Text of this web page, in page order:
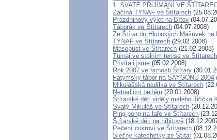
1. SVATÉ PŘIJÍMÁNÍ VE
Začíná TYNAF ve Štítarech
Prázdninový výlet na Bítov
Táborák ve Štítarech (04.07.2008)
Ze Štítar do Hlubokých Mašůvek na
TYNAF ve Štítarech (29.02.2008)
Masopust ve Štítarech (21.02.2008)
Turnaj ve stolním tenise ve
Přivítali jsme (05.02.2008)
Rok 2007 ve farnosti Štítary
Fatymský tábor na SAYGONU 2004
Mikulášská nadílka ve Štítarech
Netradiční betlém (20.01.2008)
Štítarské děti viděly malého Jiříčka
Svatý Mikuláš ve Štítarech
Ping-pong na faře ve Štítarech
Štítarské děti na hřbitově
Pečení cukroví ve Štítarech
Slečny katechetky ze Štítar